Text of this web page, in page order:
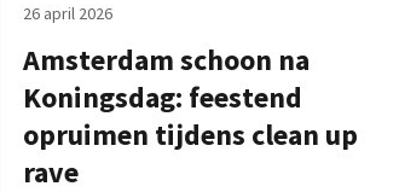
26 april 2026
Amsterdam schoon na
Koningsdag: feestend
opruimen tijdens clean up
rave